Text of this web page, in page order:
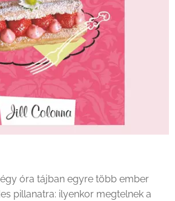
óra tájban egyre több ember
pillanatra: ilyenkor megtelnek a